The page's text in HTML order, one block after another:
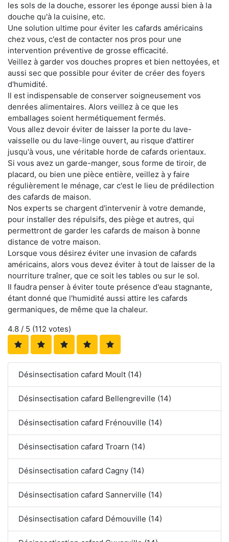
les sols de la douche, essorer les éponge aussi bien à la
douche qu'à la cuisine, etc.
Une solution ultime pour éviter les cafards américains
chez vous, c'est de contacter nos pros pour une
intervention préventive de grosse efficacité.
Veillez à garder vos douches propres et bien nettoyées, et
aussi sec que possible pour éviter de créer des foyers
d'humidité.
Il est indispensable de conserver soigneusement vos
denrées alimentaires. Alors veillez à ce que les
emballages soient hermétiquement fermés.
Vous allez devoir éviter de laisser la porte du lave-
vaisselle ou du lave-linge ouvert, au risque d'attirer
jusqu'à vous, une véritable horde de cafards orientaux.
Si vous avez un garde-manger, sous forme de tiroir, de
placard, ou bien une pièce entière, veillez à y faire
régulièrement le ménage, car c'est le lieu de prédilection
des cafards de maison.
Nos experts se chargent d'intervenir à votre demande,
pour installer des répulsifs, des piège et autres, qui
permettront de garder les cafards de maison à bonne
distance de votre maison.
Lorsque vous désirez éviter une invasion de cafards
américains, alors vous devez éviter à tout de laisser de la
nourriture traîner, que ce soit les tables ou sur le sol.
Il faudra penser à éviter toute présence d'eau stagnante,
étant donné que l'humidité aussi attire les cafards
germaniques, de même que la chaleur.
4.8 / 5 (112 votes)
Désinsectisation cafard Moult (14)
Désinsectisation cafard Bellengreville (14)
Désinsectisation cafard Frénouville (14)
Désinsectisation cafard Troarn (14)
Désinsectisation cafard Cagny (14)
Désinsectisation cafard Sannerville (14)
Désinsectisation cafard Démouville (14)